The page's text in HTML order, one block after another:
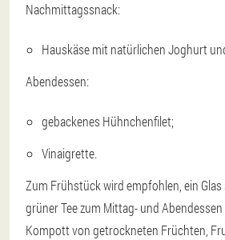
Nachmittagssnack:
Hauskäse mit natürlichen Joghurt
Abendessen:
gebackenes Hühnchenfilet;
Vinaigrette.
Zum Frühstück wird empfohlen, ein
grüner Tee zum Mittag- und
Kompott von getrockneten Früchten,